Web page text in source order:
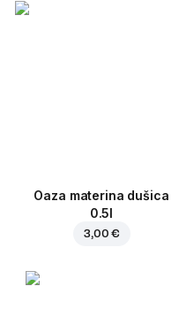
Oaza materina dušica
0.5l
3,00 €